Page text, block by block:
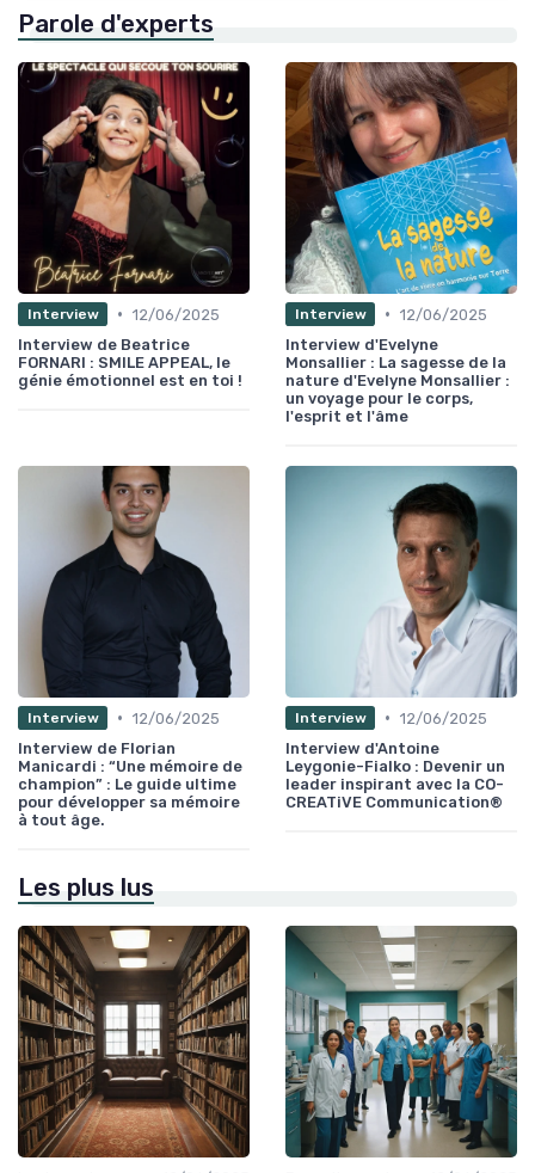
Parole d'experts
Interview • 12/06/2025
Interview de Beatrice
FORNARI : SMILE APPEAL, le
génie émotionnel est en toi !
Interview • 12/06/2025
Interview d'Evelyne
Monsallier : La sagesse de la
nature d'Evelyne Monsallier :
un voyage pour le corps,
l'esprit et l'âme
Interview • 12/06/2025
Interview de Florian
Manicardi : “Une mémoire de
champion” : Le guide ultime
pour développer sa mémoire
à tout âge.
Interview • 12/06/2025
Interview d'Antoine
Leygonie-Fialko : Devenir un
leader inspirant avec la CO-
CREATiVE Communication®
Les plus lus